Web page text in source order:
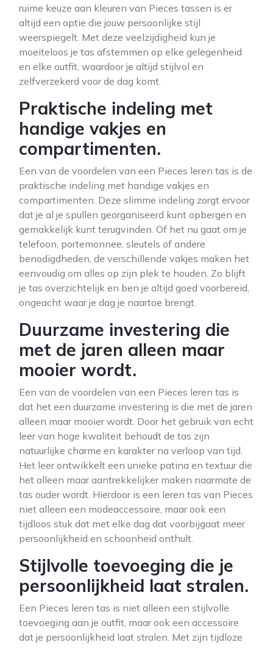
ruime keuze aan kleuren van Pieces tassen is er
altijd een optie die jouw persoonlijke stijl
weerspiegelt. Met deze veelzijdigheid kun je
moeiteloos je tas afstemmen op elke gelegenheid
en elke outfit, waardoor je altijd stijlvol en
zelfverzekerd voor de dag komt.
Praktische indeling met
handige vakjes en
compartimenten.
Een van de voordelen van een Pieces leren tas is de
praktische indeling met handige vakjes en
compartimenten. Deze slimme indeling zorgt ervoor
dat je al je spullen georganiseerd kunt opbergen en
gemakkelijk kunt terugvinden. Of het nu gaat om je
telefoon, portemonnee, sleutels of andere
benodigdheden, de verschillende vakjes maken het
eenvoudig om alles op zijn plek te houden. Zo blijft
je tas overzichtelijk en ben je altijd goed voorbereid,
ongeacht waar je dag je naartoe brengt.
Duurzame investering die
met de jaren alleen maar
mooier wordt.
Een van de voordelen van een Pieces leren tas is
dat het een duurzame investering is die met de jaren
alleen maar mooier wordt. Door het gebruik van echt
leer van hoge kwaliteit behoudt de tas zijn
natuurlijke charme en karakter na verloop van tijd.
Het leer ontwikkelt een unieke patina en textuur die
het alleen maar aantrekkelijker maken naarmate de
tas ouder wordt. Hierdoor is een leren tas van Pieces
niet alleen een modeaccessoire, maar ook een
tijdloos stuk dat met elke dag dat voorbijgaat meer
persoonlijkheid en schoonheid onthult.
Stijlvolle toevoeging die je
persoonlijkheid laat stralen.
Een Pieces leren tas is niet alleen een stijlvolle
toevoeging aan je outfit, maar ook een accessoire
dat je persoonlijkheid laat stralen. Met zijn tijdloze